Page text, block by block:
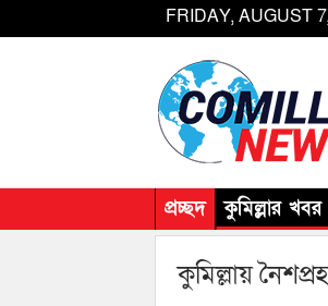
FRIDAY, AUGUST
প্রচ্ছদ কুমিল্লার খবর
কুমিল্লায়